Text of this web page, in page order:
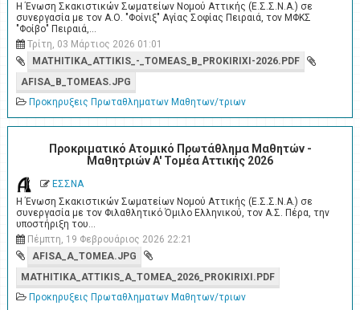
Η Ένωση Σκακιστικών Σωματείων Νομού Αττικής (Ε.Σ.Σ.Ν.Α.) σε
συνεργασία με τον Α.Ο. "Φοίνιξ" Αγίας Σοφίας Πειραιά, τον ΜΦΚΣ
"Φοίβο" Πειραιά,…
Τρίτη, 03 Μάρτιος 2026 01:01
MATHITIKA_ATTIKIS_-_TOMEAS_B_PROKIRIXI-2026.PDF
AFISA_B_TOMEAS.JPG
Προκηρυξεις Πρωταθληματων Μαθητων/τριων
Προκριματικό Ατομικό Πρωτάθλημα Μαθητών -
Μαθητριών A' Τομέα Αττικής 2026
ΕΣΣΝΑ
Η Ένωση Σκακιστικών Σωματείων Νομού Αττικής (Ε.Σ.Σ.Ν.Α.) σε
συνεργασία με τον Φιλαθλητικό Όμιλο Ελληνικού, τον Α.Σ. Πέρα, την
υποστήριξη του…
Πέμπτη, 19 Φεβρουάριος 2026 22:21
AFISA_A_TOMEA.JPG
MATHITIKA_ATTIKIS_A_TOMEA_2026_PROKIRIXI.PDF
Προκηρυξεις Πρωταθληματων Μαθητων/τριων